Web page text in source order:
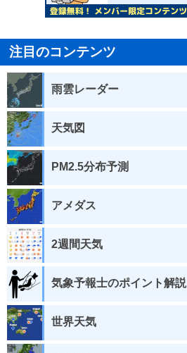
注目のコンテンツ
雨雲レーダー
天気図
PM2.5分布予測
アメダス
2週間天気
気象予報士のポイント解説
世界天気